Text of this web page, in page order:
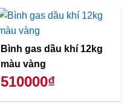
Bình gas dầu khí 12kg
màu vàng
510000₫